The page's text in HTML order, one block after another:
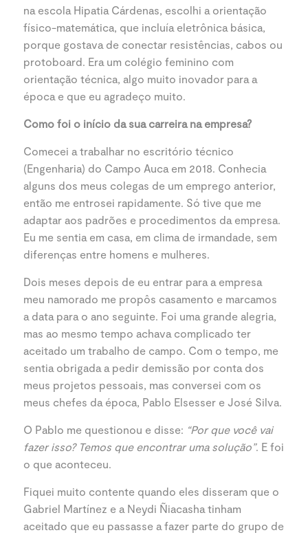
na escola Hipatia Cárdenas, escolhi a orientação
físico-matemática, que incluía eletrônica básica,
porque gostava de conectar resistências, cabos ou
protoboard. Era um colégio feminino com
orientação técnica, algo muito inovador para a
época e que eu agradeço muito.
Como foi o início da sua carreira na empresa?
Comecei a trabalhar no escritório técnico
(Engenharia) do Campo Auca em 2018. Conhecia
alguns dos meus colegas de um emprego anterior,
então me entrosei rapidamente. Só tive que me
adaptar aos padrões e procedimentos da empresa.
Eu me sentia em casa, em clima de irmandade, sem
diferenças entre homens e mulheres.
Dois meses depois de eu entrar para a empresa
meu namorado me propôs casamento e marcamos
a data para o ano seguinte. Foi uma grande alegria,
mas ao mesmo tempo achava complicado ter
aceitado um trabalho de campo. Com o tempo, me
sentia obrigada a pedir demissão por conta dos
meus projetos pessoais, mas conversei com os
meus chefes da época, Pablo Elsesser e José Silva.
O Pablo me questionou e disse: “Por que você vai
fazer isso? Temos que encontrar uma solução”. E foi
o que aconteceu.
Fiquei muito contente quando eles disseram que o
Gabriel Martínez e a Neydi Ñiacasha tinham
aceitado que eu passasse a fazer parte do grupo de